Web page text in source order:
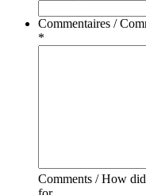
Commentaires /
*
Comments / How